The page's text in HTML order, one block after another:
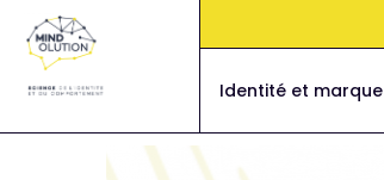
contenu
Identité et marque